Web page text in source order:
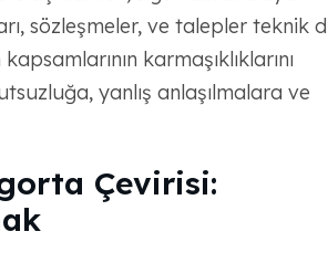
sözleşmeler, ve talepler teknik
karmaşıklıklarını
yanlış anlaşılmalara ve
Çevirisi: